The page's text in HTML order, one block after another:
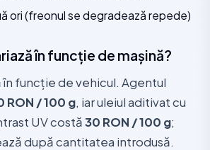
ori (freonul se degradează repede)
în funcție de mașină?
funcție de vehicul. Agentul
RON / 100 g, iar uleiul aditivat cu
UV costă30 RON / 100 g;
după cantitatea introdusă.